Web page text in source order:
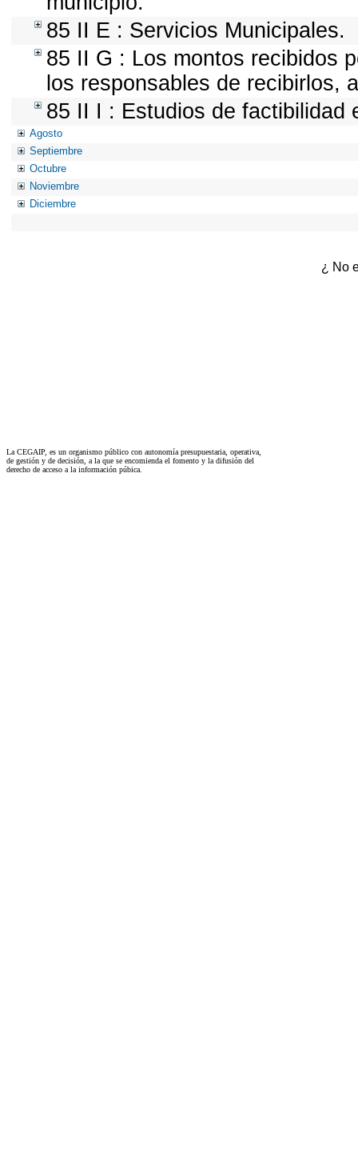
85 II E : Servicios Municipales.
85 II G : Los montos recibidos
los responsables de recibirlos,
85 II I : Estudios de factibilidad
Agosto
Septiembre
Octubre
Noviembre
Diciembre
¿ No
La CEGAIP, es un organismo público con autonomía presupuestaria, operativa,
de gestión y de decisión, a la que se encomienda el fomento y la difusión del
derecho de acceso a la información púbica.